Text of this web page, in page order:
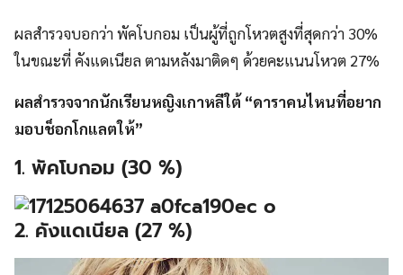
ผลสำรวจบอกว่า พัคโบกอม เป็นผู้ที่ถูกโหวตสูงที่สุดกว่า 30%
ในขณะที่ คังแดเนียล ตามหลังมาติดๆ ด้วยคะแนนโหวต 27%
ผลสำรวจจากนักเรียนหญิงเกาหลีใต้ “ดาราคนไหนที่อยาก
มอบช็อกโกแลตให้”
1. พัคโบกอม (30 %)
2. คังแดเนียล (27 %)